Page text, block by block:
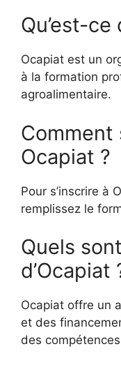
Qu’est-ce
Ocapiat est un
à la formation
agroalimentaire.
Comment
Ocapiat ?
Pour s’inscrire à
remplissez le
Quels
d’Ocapiat
Ocapiat offre un
et des
des